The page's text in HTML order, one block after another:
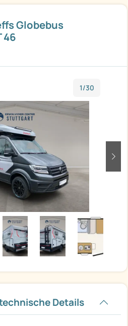
Globebus
46
1/30
Details